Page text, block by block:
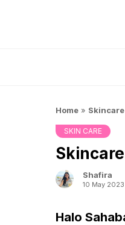
Home » Skincare
SKIN CARE
Shafira
10 May 2023
Halo